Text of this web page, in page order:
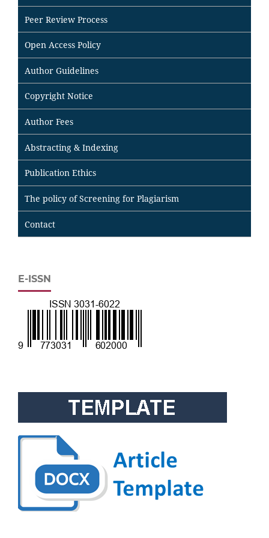
Peer Review Process
Open Access Policy
Author Guidelines
Copyright Notice
Author Fees
Abstracting & Indexing
Publication Ethics
The policy of Screening for Plagiarism
Contact
E-ISSN